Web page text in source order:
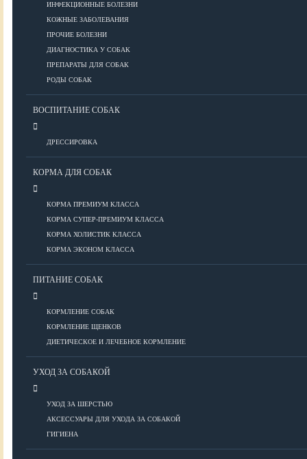
ИНФЕКЦИОННЫЕ БОЛЕЗНИ
КОЖНЫЕ ЗАБОЛЕВАНИЯ
ПРОЧИЕ БОЛЕЗНИ
ДИАГНОСТИКА У СОБАК
ПРЕПАРАТЫ ДЛЯ СОБАК
РОДЫ СОБАК
ВОСПИТАНИЕ СОБАК
ДРЕССИРОВКА
КОРМА ДЛЯ СОБАК
КОРМА ПРЕМИУМ КЛАССА
КОРМА СУПЕР-ПРЕМИУМ КЛАССА
КОРМА ХОЛИСТИК КЛАССА
КОРМА ЭКОНОМ КЛАССА
ПИТАНИЕ СОБАК
КОРМЛЕНИЕ СОБАК
КОРМЛЕНИЕ ЩЕНКОВ
ДИЕТИЧЕСКОЕ И ЛЕЧЕБНОЕ КОРМЛЕНИЕ
УХОД ЗА СОБАКОЙ
УХОД ЗА ШЕРСТЬЮ
АКСЕССУАРЫ ДЛЯ УХОДА ЗА СОБАКОЙ
ГИГИЕНА
Европейские
Короткошерстные
Для аллергиков
Лысые
Русские
Длинношерстные
Рейтинги пород
ВСЕ О СОБАКАХ
ЗДОРОВЬЕ
Болезни глаз
Болезни ЖКТ
Болезни мочеполовой системы
Болезни ОДА
Болезни органов дыхания
Болезни сердца
Заболевания нервной системы
Инфекционные болезни
Кожные заболевания
Прочие болезни